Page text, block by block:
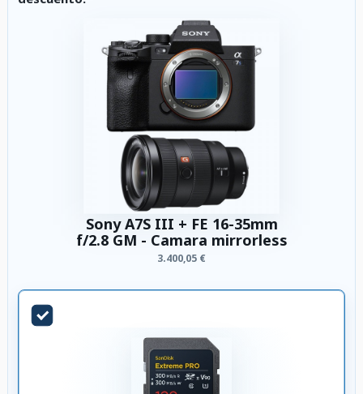
Sony A7S III + FE 16-35mm
f/2.8 GM - Camara mirrorless
3.400,05 €